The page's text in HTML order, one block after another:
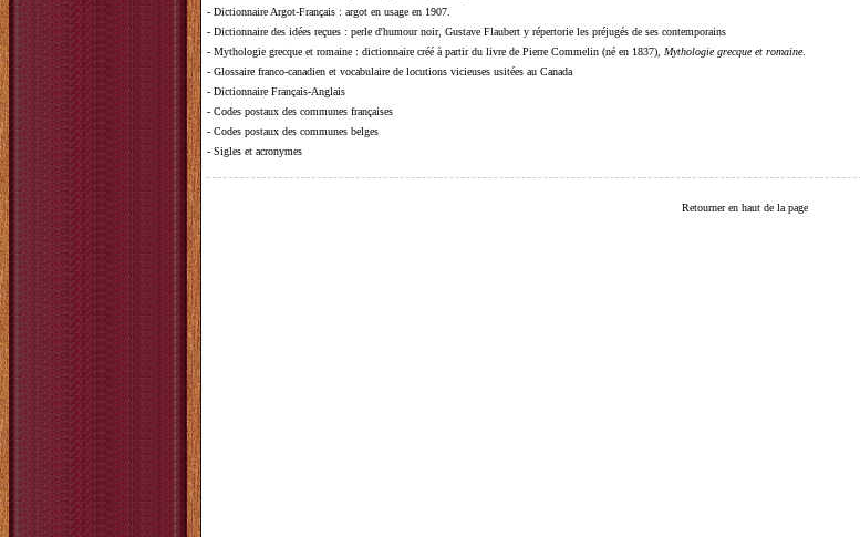
- Dictionnaire Argot-Français : argot en usage en 1907.
- Dictionnaire des idées reçues : perle d'humour noir, Gustave Flaubert y répertorie les préjugés de ses contemporains
- Mythologie grecque et romaine : dictionnaire créé à partir du livre de Pierre Commelin (né en 1837), Mythologie grecque et romaine.
- Glossaire franco-canadien et vocabulaire de locutions vicieuses usitées au Canada
- Dictionnaire Français-Anglais
- Codes postaux des communes françaises
- Codes postaux des communes belges
- Sigles et acronymes
Retourner en haut de la page